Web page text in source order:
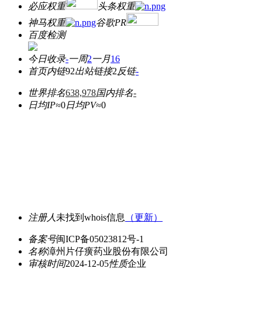
必应权重
头条权重
神马权重
谷歌PR
百度检测
今日收录-一周2一月16
首页内链92出站链接2反链-
世界排名638,978国内排名-
日均IP≈0日均PV≈0
注册人 未找到whois信息 （更新）
备案号闽ICP备05023812号-1
名称漳州片仔癀药业股份有限公司
审核时间2024-12-05性质企业